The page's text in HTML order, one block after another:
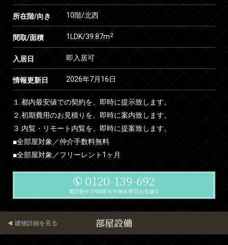
所在階/向き 10階/北西
間取/面積 1LDK/39.87m2
入居日 即入居可
情報更新日 2026年7月16日
１.都内最安値での契約を、即時に提示致します。
２.初期費用のお見積りを、即時に案内致します。
３.内覧・リモート内覧を、即時に提案致します。
■全部屋対象／仲介手数料無料
■全部屋対象／フリーレント1ヶ月
0120-139-692
電話受付 24時間 年中無休 即日お見積り
部屋設備
建物詳細を見る